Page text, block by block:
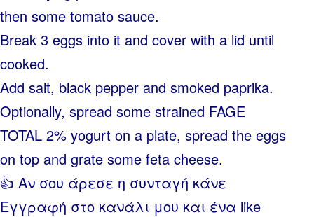
then some tomato sauce.
Break 3 eggs into it and cover with a lid until
cooked.
Add salt, black pepper and smoked paprika.
Optionally, spread some strained FAGE
TOTAL 2% yogurt on a plate, spread the eggs
on top and grate some feta cheese.
👍 Αν σου άρεσε η συνταγή κάνε
Εγγραφή στο κανάλι μου και ένα like